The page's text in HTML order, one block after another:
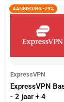
AANBIEDING -79%
ExpressVPN
ExpressVPN
- 2 jaar + 4